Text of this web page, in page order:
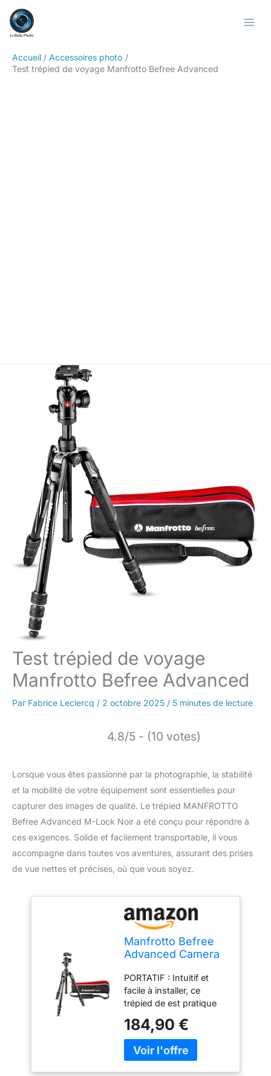
contenu
Accueil
Accessoires photo
Test trépied de voyage Manfrotto Befree Advanced
Test trépied de voyage
Manfrotto Befree Advanced
Par Fabrice Leclercq / 2 octobre 2025 / 5 minutes de lecture
4.8/5 - (10 votes)
Lorsque vous êtes passionné par la photographie, la stabilité
et la mobilité de votre équipement sont essentielles pour
capturer des images de qualité. Le trépied MANFROTTO
Befree Advanced M-Lock Noir a été conçu pour répondre à
ces exigences. Solide et facilement transportable, il vous
accompagne dans toutes vos aventures, assurant des prises
de vue nettes et précises, où que vous soyez.
Manfrotto Befree
Advanced Camera
Twist Closure,
Travel Tripod Kit
with Ball Head,
Portable and
Compact, Camera
Tripod in Aluminium
for DSLR, Reflex,
Mirrorless, Camera
PORTATIF : Intuitif et
facile à installer, ce
trépied de est pratique
De plus, sa structure en
aluminium le rend léger
pour le transport, mais
184,90 €
Rechercher